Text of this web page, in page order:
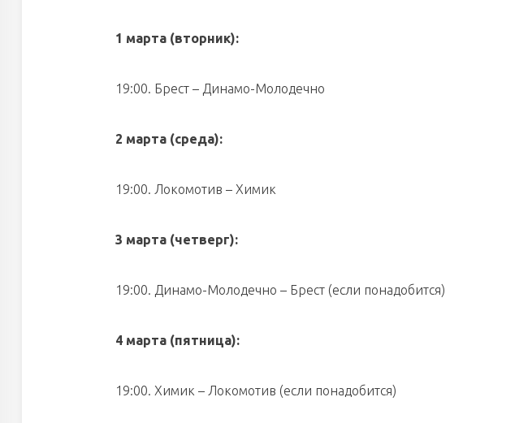
1 марта (вторник):
19:00. Брест – Динамо-Молодечно
2 марта (среда):
19:00. Локомотив – Химик
3 марта (четверг):
19:00. Динамо-Молодечно – Брест (если понадобится)
4 марта (пятница):
19:00. Химик – Локомотив (если понадобится)